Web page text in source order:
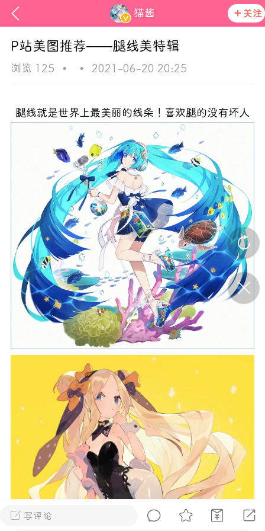
猫酱 关注
区发布非法内容 发现立即永久封号
官方公告
P站美图推荐——条纹过膝袜（二）
隐藏 0
P站美图推荐——紫发特辑
隐藏 0
P站美图推荐——透视装特辑（二）
0
写评论
P站美图推荐——腿线美特辑
浏览 125 • • 2021-06-20 20:25
腿线就是世界上最美丽的线条！喜欢腿的没有坏人